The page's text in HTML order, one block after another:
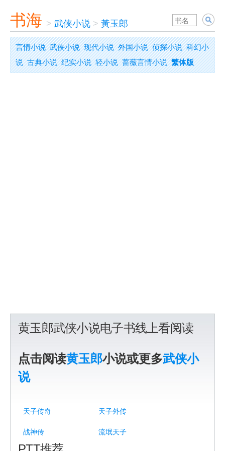
书海 > 武侠小说 > 黃玉郎
言情小说 武侠小说 现代小说 外国小说 侦探小说 科幻小
说 古典小说 纪实小说 轻小说 蔷薇言情小说 繁体版
黄玉郎武侠小说电子书线上看阅读
点击阅读黄玉郎小说或更多武侠小
说
天子传奇 天子外传
战神传 流氓天子